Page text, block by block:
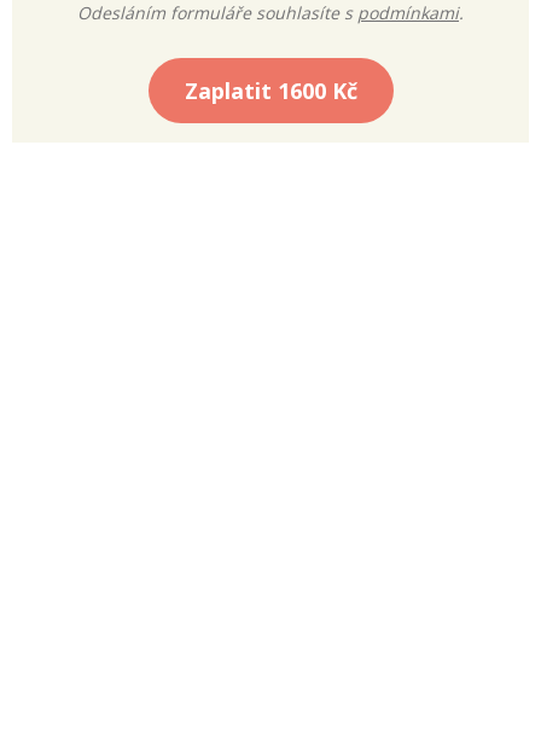
Odesláním formuláře souhlasíte s podmínkami.
Zaplatit 1600 Kč